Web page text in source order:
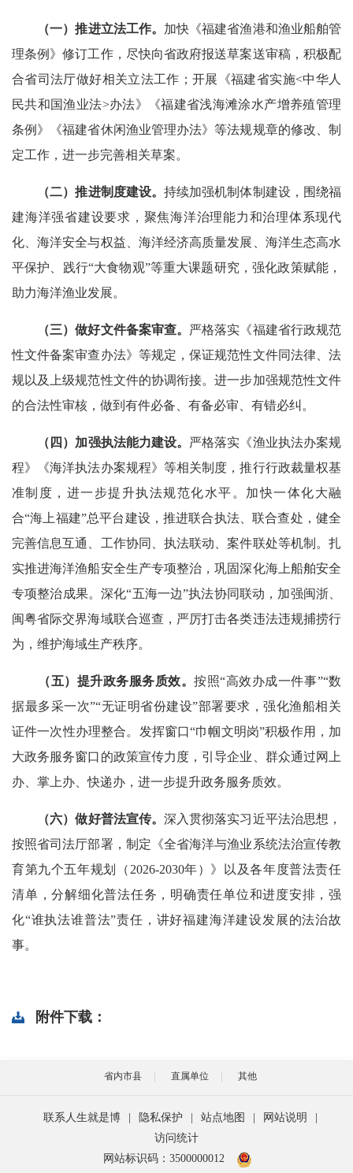
（一）推进立法工作。 加快《福建省渔港和渔业船舶管
理条例》修订工作，尽快向省政府报送草案送审稿，积极配
合省司法厅做好相关立法工作；开展《福建省实施<中华人
民共和国渔业法>办法》《福建省浅海滩涂水产增养殖管理
条例》《福建省休闲渔业管理办法》等法规规章的修改、制
定工作，进一步完善相关草案。
（二）推进制度建设。 持续加强机制体制建设，围绕福
建海洋强省建设要求，聚焦海洋治理能力和治理体系现代
化、海洋安全与权益、海洋经济高质量发展、海洋生态高水
平保护、践行“大食物观”等重大课题研究，强化政策赋能，
助力海洋渔业发展。
（三）做好文件备案审查。 严格落实《福建省行政规范
性文件备案审查办法》等规定，保证规范性文件同法律、法
规以及上级规范性文件的协调衔接。进一步加强规范性文件
的合法性审核，做到有件必备、有备必审、有错必纠。
（四） 加强执法能力建设。 严格落实《渔业执法办案规
程》《海洋执法办案规程》等相关制度，推行行政裁量权基
准制度，进一步提升执法规范化水平。加快一体化大融
合“海上福建”总平台建设，推进联合执法、联合查处，健全
完善信息互通、工作协同、执法联动、案件联处等机制。扎
实推进海洋渔船安全生产专项整治，巩固深化海上船舶安全
专项整治成果。深化“五海一边”执法协同联动，加强闽浙、
闽粤省际交界海域联合巡查，严厉打击各类违法违规捕捞行
为，维护海域生产秩序。
（五） 提升政务服务质效。按照“高效办成一件事”“数
据最多采一次”“无证明省份建设”部署要求，强化渔船相关
证件一次性办理整合。发挥窗口“巾帼文明岗”积极作用，加
大政务服务窗口的政策宣传力度，引导企业、群众通过网上
办、掌上办、快递办，进一步提升政务服务质效。
（六）做好普法宣传。 深入贯彻落实习近平法治思想，
按照省司法厅部署，制定《全省海洋与渔业系统法治宣传教
育第九个五年规划（2026-2030年）》以及各年度普法责任
清单，分解细化普法任务，明确责任单位和进度安排，强
化“谁执法谁普法”责任，讲好福建海洋建设发展的法治故
事。
附件下载：
省内市县 直属单位 其他
联系人生就是博 隐私保护 站点地图 网站说明
访问统计
网站标识码：3500000012